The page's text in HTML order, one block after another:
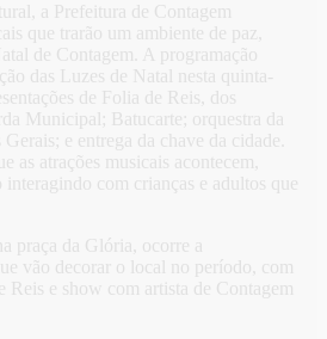
a Prefeitura de Contagem
que trarão um ambiente de paz,
de Contagem. A programação
das Luzes de Natal nesta quinta-
de Folia de Reis, dos
Municipal; Batucarte; orquestra da
e entrega da chave da cidade.
as atrações musicais acontecem,
interagindo com crianças e adultos que
praça da Glória, ocorre a
vão decorar o local no período, com
Reis e show com artista de Contagem